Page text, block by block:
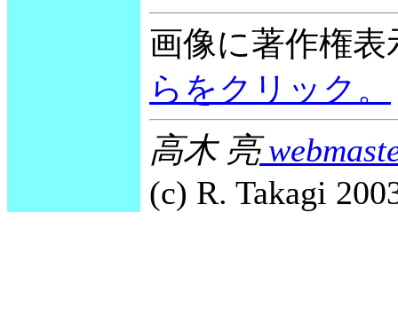
画像に著作権
らをクリック。
高木 亮
(c) R. Takagi